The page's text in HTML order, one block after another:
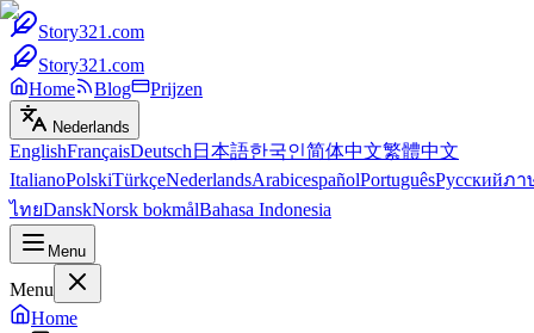
Story321.com
Story321.com
Home
Blog Prijzen
Nederlands
EnglishFrançaisDeutsch 日本語한국인简体中文繁體中文
ItalianoPolskiTürkçeNederlandsArabicespañolPortuguêsРусскийภา
ไทยDanskNorsk bokmålBahasa Indonesia
Menu
Menu
Home